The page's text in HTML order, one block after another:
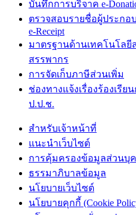
บันทึกการบริจาค e-
ตรวจสอบรายชื่อผู้ประกอบ
e-Receipt
มาตรฐานด้านเทคโนโลยี
สรรพากร
การจัดเก็บภาษีส่วนเพิ่ม
ช่องทางแจ้งเรื่องร้องเรี
ป.ป.ช.
สำหรับเจ้าหน้าที่
แนะนำเว็บไซต์
การคุ้มครองข้อมูลส่วนบุ
ธรรมาภิบาลข้อมูล
นโยบายเว็บไซต์
นโยบายคุกกี้ (Cookie